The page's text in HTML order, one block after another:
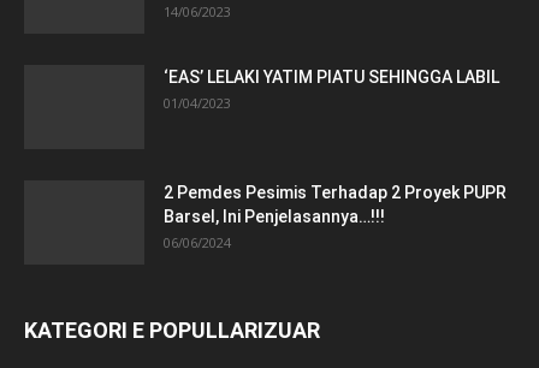
14/06/2023
‘EAS’ LELAKI YATIM PIATU SEHINGGA LABIL
01/04/2023
2 Pemdes Pesimis Terhadap 2 Proyek PUPR
Barsel, Ini Penjelasannya…!!!
06/06/2024
KATEGORI E POPULLARIZUAR